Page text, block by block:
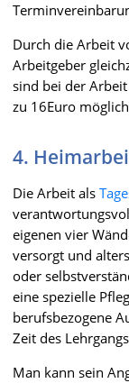
Durch die Arbeit
Arbeitgeber
sind bei der
zu 16Euro
4.
Die Arbeit als
eigenen vier
versorgt und
oder
eine spezielle
berufsbezogene
Zeit des
Man kann sein